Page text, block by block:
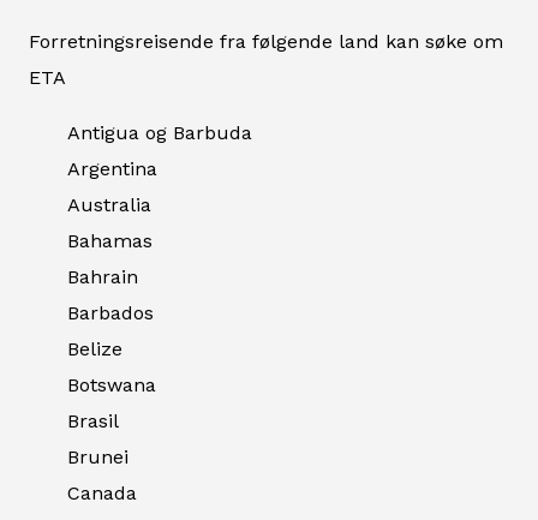
Forretningsreisende fra følgende land kan søke om
ETA
Antigua og Barbuda
Argentina
Australia
Bahamas
Bahrain
Barbados
Belize
Botswana
Brasil
Brunei
Canada